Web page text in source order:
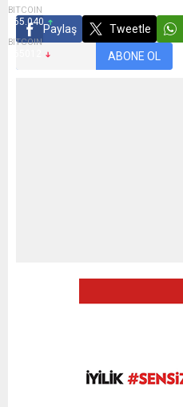
BITCOIN
$65.040
BITCOIN
Paylaş Tweetle
ABONE OL